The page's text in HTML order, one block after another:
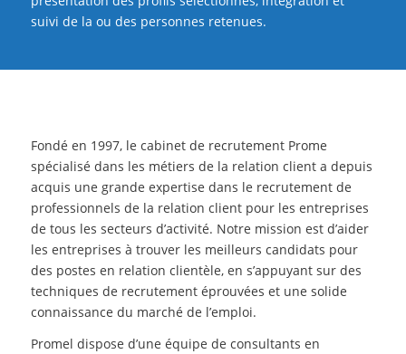
suivi de la ou des personnes retenues.
Fondé en 1997, le cabinet de recrutement Prome
spécialisé dans les métiers de la relation client a depuis
acquis une grande expertise dans le recrutement de
professionnels de la relation client pour les entreprises
de tous les secteurs d’activité. Notre mission est d’aider
les entreprises à trouver les meilleurs candidats pour
des postes en relation clientèle, en s’appuyant sur des
techniques de recrutement éprouvées et une solide
connaissance du marché de l’emploi.
Promel dispose d’une équipe de consultants en